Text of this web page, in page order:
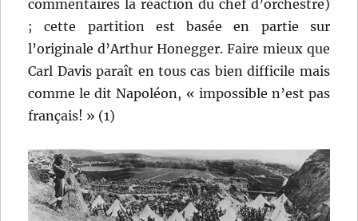
commentaires la réaction du chef d’orchestre)
; cette partition est basée en partie sur
l’originale d’Arthur Honegger. Faire mieux que
Carl Davis paraît en tous cas bien difficile mais
comme le dit Napoléon, « impossible n’est pas
français! » (1)